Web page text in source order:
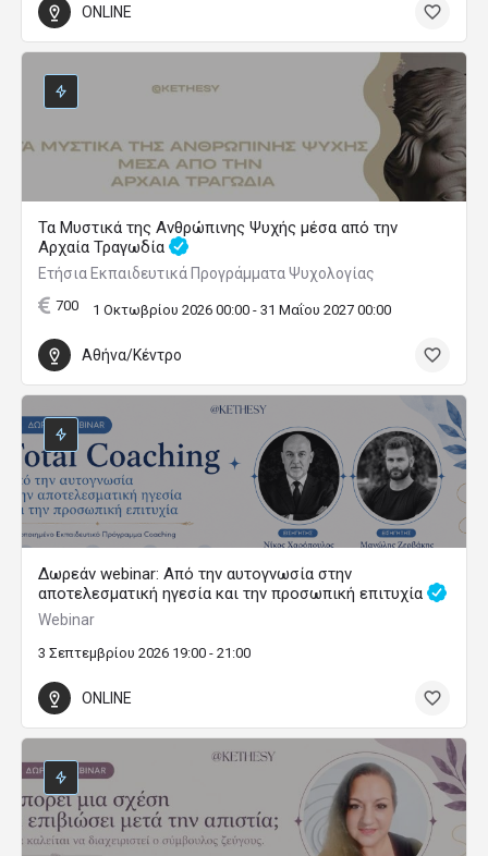
ONLINE
Τα Μυστικά της Ανθρώπινης Ψυχής μέσα από την
Αρχαία Τραγωδία
Ετήσια Εκπαιδευτικά Προγράμματα Ψυχολογίας
700 1 Οκτωβρίου 2026 00:00 - 31 Μαΐου 2027 00:00
Αθήνα/Κέντρο
Δωρεάν webinar: Από την αυτογνωσία στην
αποτελεσματική ηγεσία και την προσωπική επιτυχία
Webinar
3 Σεπτεμβρίου 2026 19:00 - 21:00
ONLINE